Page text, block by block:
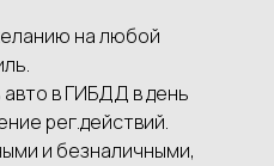
на любой
в ГИБДД в день
рег.действий.
и безналичными,